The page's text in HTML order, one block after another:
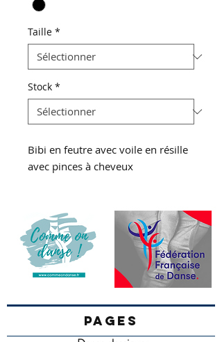
Taille *
Stock *
Bibi en feutre avec voile en résille
avec pinces à cheveux
PAGES